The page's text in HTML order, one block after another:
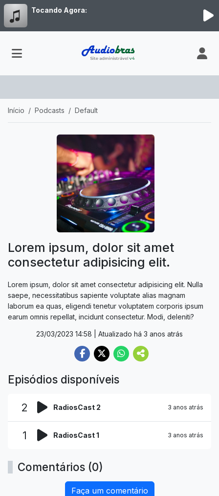
Tocando Agora:
Início Podcasts Default
Lorem ipsum, dolor sit amet
consectetur adipisicing elit.
Lorem ipsum, dolor sit amet consectetur adipisicing elit. Nulla
saepe, necessitatibus sapiente voluptate alias magnam
laborum ea quas, eligendi tenetur voluptatem corporis ipsum
earum omnis repellat, incidunt consectetur. Modi, deleniti?
23/03/2023 14:58 | Atualizado há 3 anos atrás
Episódios disponíveis
2 RadiosCast 2 3 anos atrás
1 RadiosCast 1 3 anos atrás
Comentários (0)
Faça um comentário